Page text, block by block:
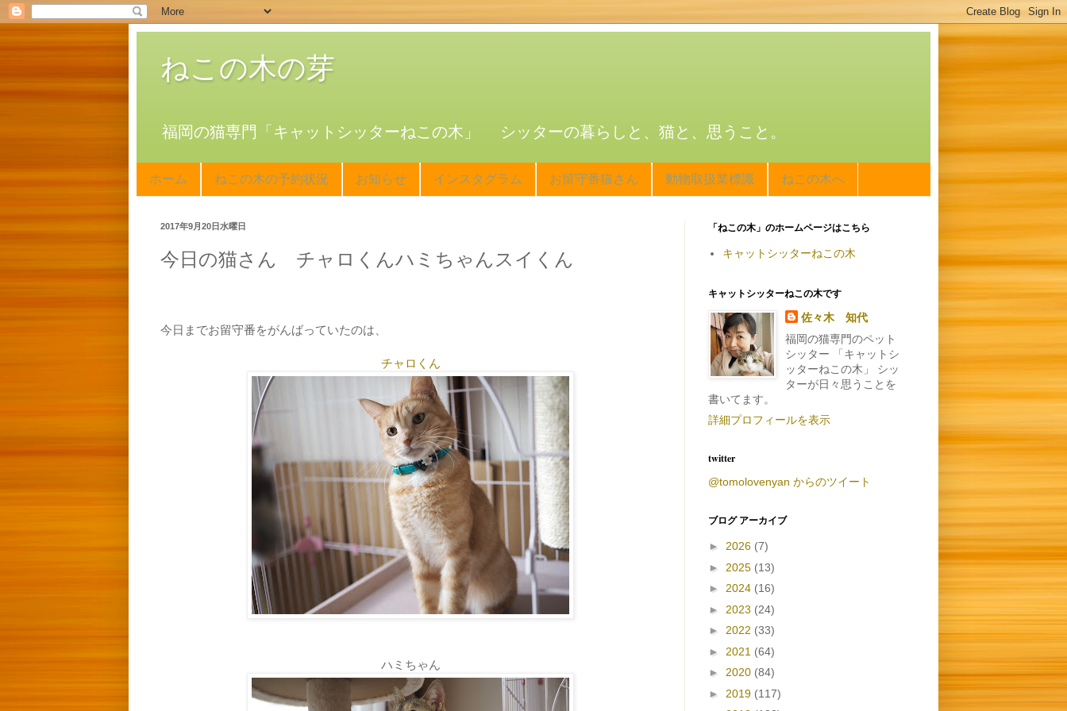
ねこの木の芽
福岡の猫専門「キャットシッターねこの木」 シッターの暮らしと、猫と、思うこと。
ホーム ねこの木の予約状況 お知らせ インスタグラム お留守番猫さん 動物取扱業標識 ねこの木へ
2017年9月20日水曜日
今日の猫さん チャロくんハミちゃんスイくん
今日までお留守番をがんばっていたのは、
チャロくん
ハミちゃん
「ねこの木」のホームページはこちら
キャットシッターねこの木
キャットシッターねこの木です
佐々木 知代
福岡の猫専門のペット
シッター 「キャットシ
ッターねこの木」 シッ
ターが日々思うことを
書いてます。
詳細プロフィールを表示
twitter
@tomolovenyan からのツイート
ブログ アーカイブ
► 2026 (7)
► 2025 (13)
► 2024 (16)
► 2023 (24)
► 2022 (33)
► 2021 (64)
► 2020 (84)
► 2019 (117)